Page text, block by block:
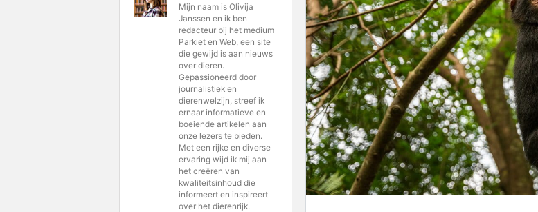
Mijn naam is Olivija
Janssen en ik ben
redacteur bij het medium
Parkiet en Web, een site
die gewijd is aan nieuws
over dieren.
Gepassioneerd door
journalistiek en
dierenwelzijn, streef ik
ernaar informatieve en
boeiende artikelen aan
onze lezers te bieden.
Met een rijke en diverse
ervaring wijd ik mij aan
het creëren van
kwaliteitsinhoud die
informeert en inspireert
over het dierenrijk.